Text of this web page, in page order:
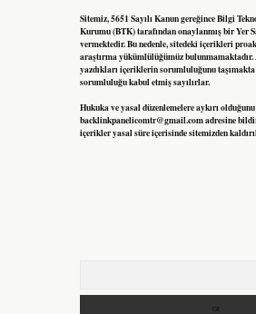
Sitemiz, 5651 Sayılı Kanun gereğince Bilgi
Kurumu (BTK) tarafından onaylanmış bir Yer
vermektedir. Bu nedenle, sitedeki içerikleri
araştırma yükümlülüğümüz
yazdıkları içeriklerin sorumluluğunu
sorumluluğu kabul etmiş sayılırlar.
Hukuka ve yasal düzenlemelere aykırı
backlinkpanelicomtr@gmail.comadresine
içerikler yasal süre içerisinde sitemizden